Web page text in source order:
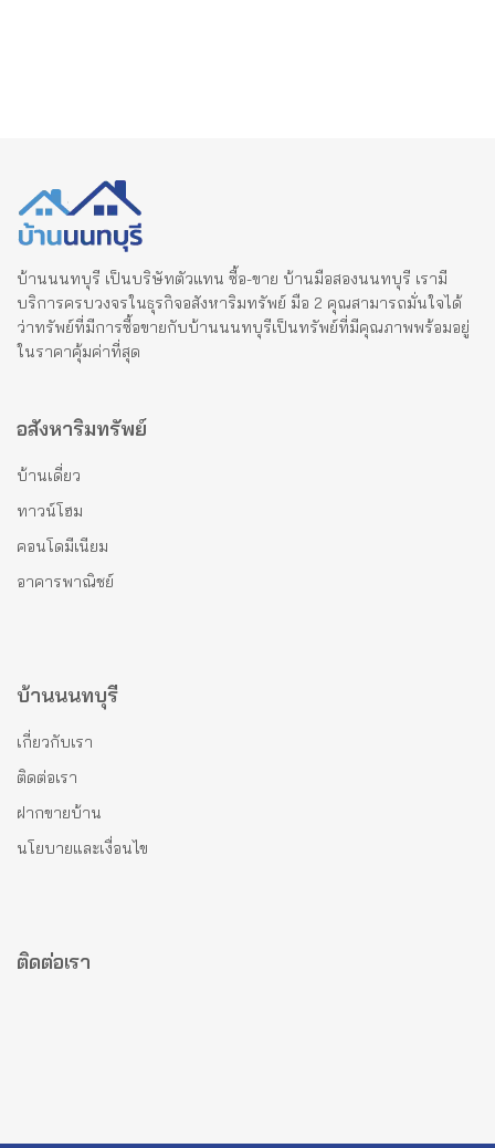
บ้านนนทบุรี เป็นบริษัทตัวแทน ซื้อ-ขาย บ้านมือสองนนทบุรี เรามี
บริการครบวงจรในธุรกิจอสังหาริมทรัพย์ มือ 2 คุณสามารถมั่นใจได้
ว่าทรัพย์ที่มีการซื้อขายกับบ้านนนทบุรีเป็นทรัพย์ที่มีคุณภาพพร้อมอยู่
ในราคาคุ้มค่าที่สุด
อสังหาริมทรัพย์
บ้านเดี่ยว
ทาวน์โฮม
คอนโดมีเนียม
อาคารพาณิชย์
บ้านนนทบุรี
เกี่ยวกับเรา
ติดต่อเรา
ฝากขายบ้าน
นโยบายและเงื่อนไข
ติดต่อเรา